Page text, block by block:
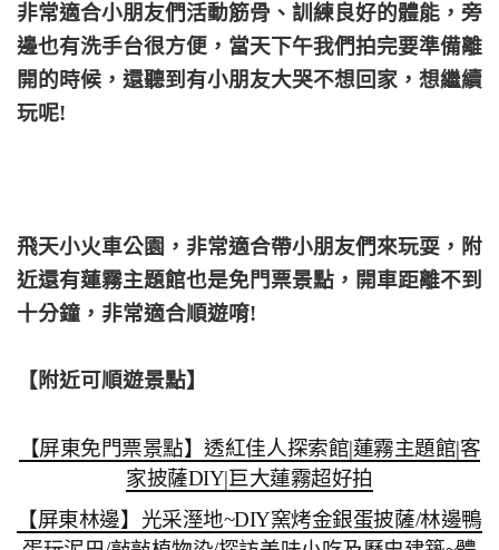
非常適合小朋友們活動筋骨、訓練良好的體能，旁
邊也有洗手台很方便，當天下午我們拍完要準備離
開的時候，還聽到有小朋友大哭不想回家，想繼續
玩呢!
飛天小火車公園，非常適合帶小朋友們來玩耍，附
近還有蓮霧主題館也是免門票景點，開車距離不到
十分鐘，非常適合順遊唷!
【附近可順遊景點】
【屏東免門票景點】透紅佳人探索館|蓮霧主題館|客
家披薩DIY|巨大蓮霧超好拍
【屏東林邊】光采溼地~DIY窯烤金銀蛋披薩/林邊鴨